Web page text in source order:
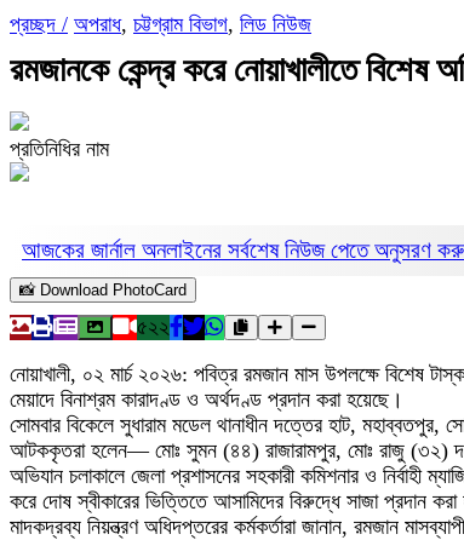
প্রচ্ছদ / অপরাধ, চট্টগ্রাম বিভাগ, লিড নিউজ
রমজানকে কেন্দ্র করে নোয়াখালীতে বিশেষ
প্রতিনিধির নাম
আজকের জার্নাল অনলাইনের সর্বশেষ নিউজ পেতে অনুসরণ
📸 Download PhotoCard
৫২২
নোয়াখালী, ০২ মার্চ ২০২৬: পবিত্র রমজান মাস উপলক্ষে বিশেষ
মেয়াদে বিনাশ্রম কারাদণ্ড ও অর্থদণ্ড প্রদান করা হয়েছে।
সোমবার বিকেলে সুধারাম মডেল থানাধীন দত্তের হাট,
আটককৃতরা হলেন— মোঃ সুমন (৪৪) রাজারামপুর, মোঃ রাজু (৩২)
অভিযান চলাকালে জেলা প্রশাসনের সহকারী কমিশনার ও
করে দোষ স্বীকারের ভিত্তিতে আসামিদের বিরুদ্ধে সাজা প্রদান
মাদকদ্রব্য নিয়ন্ত্রণ অধিদপ্তরের কর্মকর্তারা জানান, রমজান